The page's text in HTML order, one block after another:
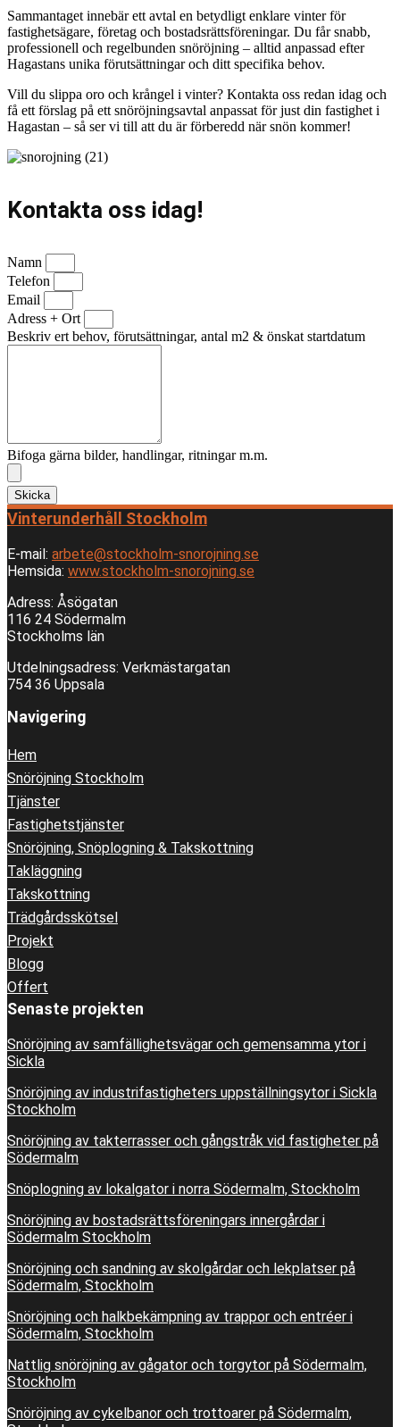
Sammantaget innebär ett avtal en betydligt enklare vinter för
fastighetsägare, företag och bostadsrättsföreningar. Du får snabb,
professionell och regelbunden snöröjning – alltid anpassad efter
Hagastans unika förutsättningar och ditt specifika behov.
Vill du slippa oro och krångel i vinter? Kontakta oss redan idag och
få ett förslag på ett snöröjningsavtal anpassat för just din fastighet i
Hagastan – så ser vi till att du är förberedd när snön kommer!
Kontakta oss idag!
Namn
Telefon
Email
Adress + Ort
Beskriv ert behov, förutsättningar, antal m2 & önskat startdatum
Bifoga gärna bilder, handlingar, ritningar m.m.
Skicka
Vinterunderhåll Stockholm
E-mail: arbete@stockholm-snorojning.se
Hemsida: www.stockholm-snorojning.se
Adress: Åsögatan
116 24 Södermalm
Stockholms län
Utdelningsadress: Verkmästargatan
754 36 Uppsala
Navigering
Hem
Snöröjning Stockholm
Tjänster
Fastighetstjänster
Snöröjning, Snöplogning & Takskottning
Takläggning
Takskottning
Trädgårdsskötsel
Projekt
Blogg
Offert
Senaste projekten
Snöröjning av samfällighetsvägar och gemensamma ytor i
Sickla
Snöröjning av industrifastigheters uppställningsytor i Sickla
Stockholm
Snöröjning av takterrasser och gångstråk vid fastigheter på
Södermalm
Snöplogning av lokalgator i norra Södermalm, Stockholm
Snöröjning av bostadsrättsföreningars innergårdar i
Södermalm Stockholm
Snöröjning och sandning av skolgårdar och lekplatser på
Södermalm, Stockholm
Snöröjning och halkbekämpning av trappor och entréer i
Södermalm, Stockholm
Nattlig snöröjning av gågator och torgytor på Södermalm,
Stockholm
Snöröjning av cykelbanor och trottoarer på Södermalm,